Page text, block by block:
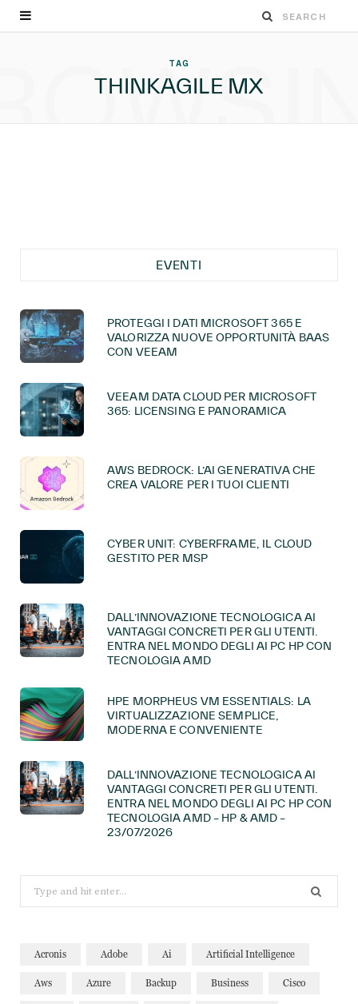
TAG
THINKAGILE MX
EVENTI
PROTEGGI I DATI MICROSOFT 365 E
VALORIZZA NUOVE OPPORTUNITÀ BAAS
CON VEEAM
VEEAM DATA CLOUD PER MICROSOFT
365: LICENSING E PANORAMICA
AWS BEDROCK: L’AI GENERATIVA CHE
CREA VALORE PER I TUOI CLIENTI
CYBER UNIT: CYBERFRAME, IL CLOUD
GESTITO PER MSP
DALL’INNOVAZIONE TECNOLOGICA AI
VANTAGGI CONCRETI PER GLI UTENTI.
ENTRA NEL MONDO DEGLI AI PC HP CON
TECNOLOGIA AMD
HPE MORPHEUS VM ESSENTIALS: LA
VIRTUALIZZAZIONE SEMPLICE,
MODERNA E CONVENIENTE
DALL’INNOVAZIONE TECNOLOGICA AI
VANTAGGI CONCRETI PER GLI UTENTI.
ENTRA NEL MONDO DEGLI AI PC HP CON
TECNOLOGIA AMD – HP & AMD –
23/07/2026
for:
Acronis Adobe Ai Artificial Intelligence
Aws Azure Backup Business Cisco